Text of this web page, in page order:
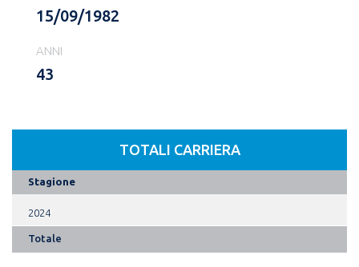
15/09/1982
ANNI
43
TOTALI CARRIERA
Stagione
2024
Totale